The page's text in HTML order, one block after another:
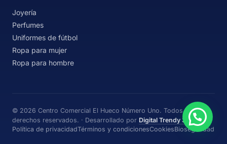
Joyería
Perfumes
Uniformes de fútbol
Ropa para mujer
Ropa para hombre
© 2026 Centro Comercial El Hueco Número Uno. Todos los
derechos reservados. · Desarrollado por Digital Trendy 360
Política de privacidadTérminos y condicionesCookiesBioseguridad